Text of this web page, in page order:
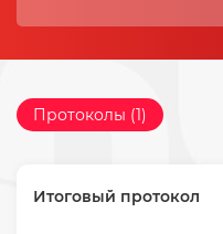
Протоколы (1)
Итоговый протокол